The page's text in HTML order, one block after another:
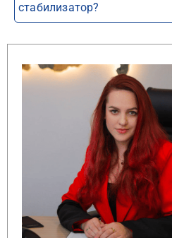
стабилизатор?